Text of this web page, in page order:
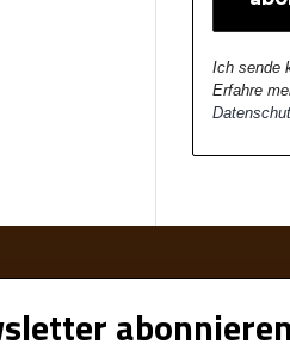
Ich sende
Erfahre
abonnieren